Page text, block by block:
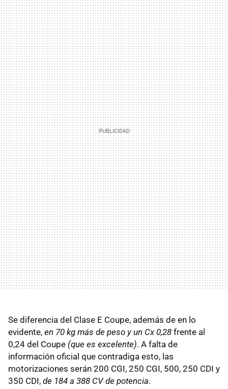
Se diferencia del Clase E Coupe, además de en lo
evidente, en 70 kg más de peso y un Cx 0,28 frente al
0,24 del Coupe (que es excelente). A falta de
información oficial que contradiga esto, las
motorizaciones serán 200 CGI, 250 CGI, 500, 250 CDI y
350 CDI, de 184 a 388 CV de potencia.